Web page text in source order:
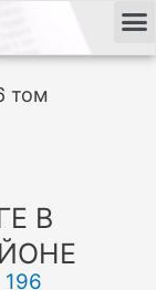
том
В
196